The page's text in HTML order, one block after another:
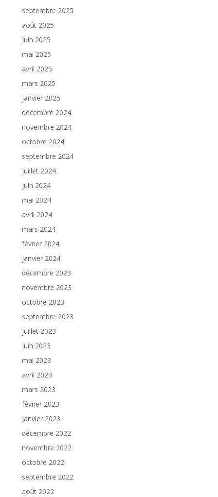
septembre 2025
août 2025
juin 2025
mai 2025
avril 2025
mars 2025
janvier 2025
décembre 2024
novembre 2024
octobre 2024
septembre 2024
juillet 2024
juin 2024
mai 2024
avril 2024
mars 2024
février 2024
janvier 2024
décembre 2023
novembre 2023
octobre 2023
septembre 2023
juillet 2023
juin 2023
mai 2023
avril 2023
mars 2023
février 2023
janvier 2023
décembre 2022
novembre 2022
octobre 2022
septembre 2022
août 2022